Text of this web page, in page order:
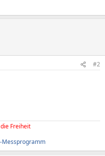
#2
Freiheit
Messprogramm